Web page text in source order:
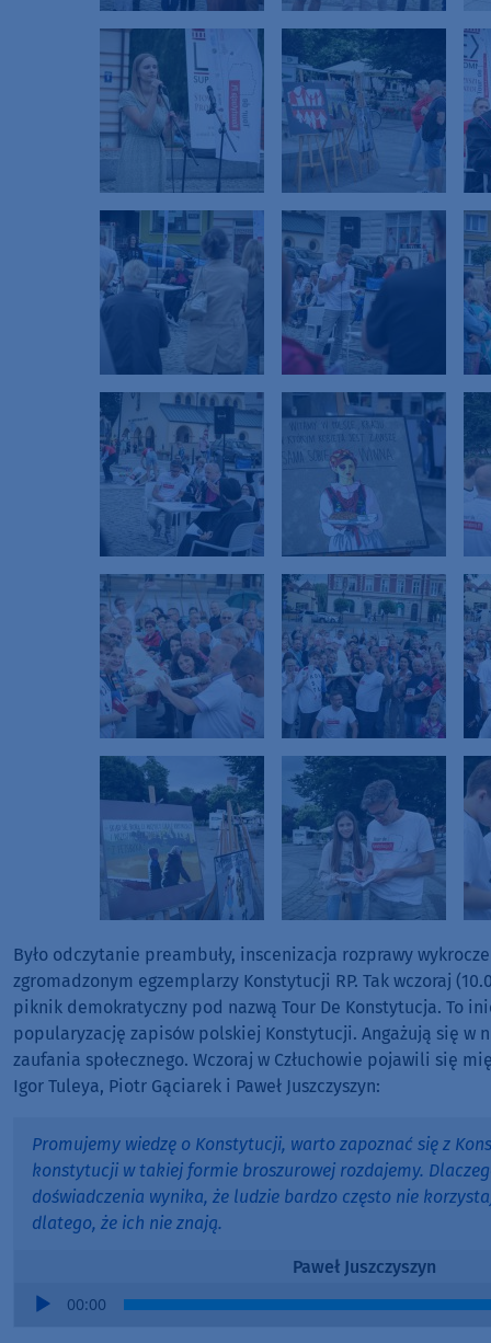
Było odczytanie preambuły, inscenizacja rozprawy
zgromadzonym egzemplarzy Konstytucji RP. Tak wczoraj
piknik demokratyczny pod nazwą Tour De Konstytucja. To
popularyzację zapisów polskiej Konstytucji. Angażują się w
zaufania społecznego. Wczoraj w Człuchowie pojawili się
Igor Tuleya, Piotr Gąciarek i Paweł Juszczyszyn:
Promujemy wiedzę o Konstytucji, warto zapoznać się z
konstytucji w takiej formie broszurowej rozdajemy.
doświadczenia wynika, że ludzie bardzo często nie
dlatego, że ich nie znają.
Paweł Juszczyszyn
Audio
00:00